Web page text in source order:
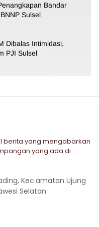
Bandar
Sulsel
Dibalas Intimidasi,
PJI Sulsel
berita yang mengabarkan
yang ada di
Kec.amatan Ujung
Selatan